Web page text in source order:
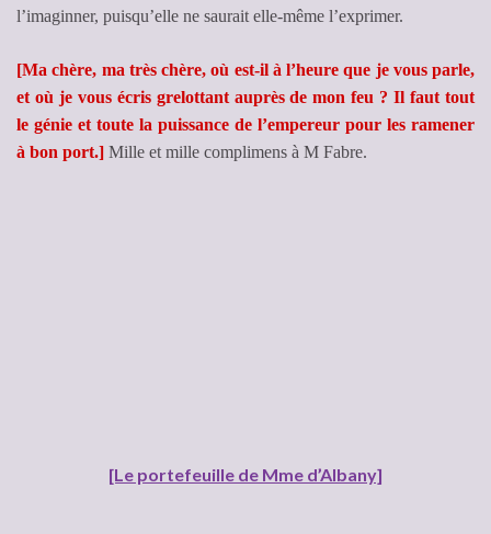
l’imaginner, puisqu’elle ne saurait elle-même l’exprimer.
[Ma chère, ma très chère, où est-il à l’heure que je vous parle,
et où je vous écris grelottant auprès de mon feu ? Il faut tout
le génie et toute la puissance de l’empereur pour les ramener
à bon port.] Mille et mille complimens à M Fabre.
[Le portefeuille de Mme d’Albany]